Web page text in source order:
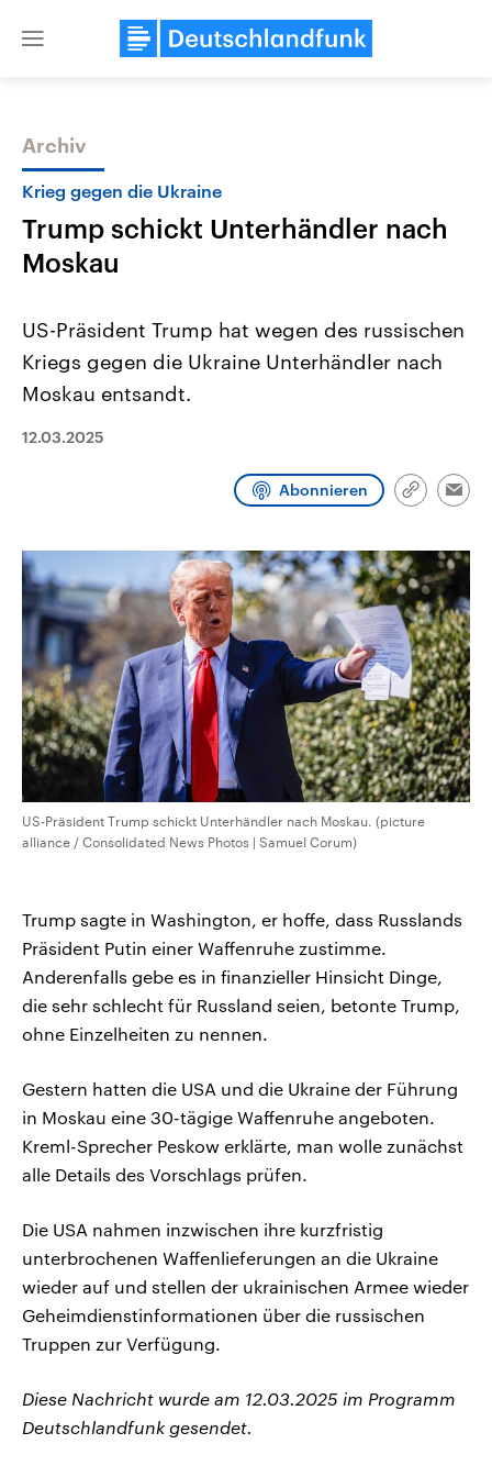
Close
Themen
Landtagswahl Sachsen-Anhalt
2026
Sachsen-Anhalt wählt am 6.
Bundesland von einer Koalition aus
und Hintergründe zu den Parteien
und Kandidaten der anstehenden
Wahl.
den mächtigsten Ländern
mit großem Einfluss auf
aktuelle Weltgeschehen.
Sendungen Programm Podcasts
Audio-Archiv
Archiv
Krieg gegen die Ukraine
Trump schickt Unterhändler nach
Moskau
US-Präsident Trump hat wegen des russischen
Kriegs gegen die Ukraine Unterhändler nach
Moskau entsandt.
12.03.2025
Abonnieren
Link
US-Präsident Trump schickt Unterhändler nach Moskau. (picture
alliance / Consolidated News Photos | Samuel Corum)
Trump sagte in Washington, er hoffe, dass Russlands
Präsident Putin einer Waffenruhe zustimme.
Anderenfalls gebe es in finanzieller Hinsicht Dinge,
die sehr schlecht für Russland seien, betonte Trump,
ohne Einzelheiten zu nennen.
Gestern hatten die USA und die Ukraine der Führung
in Moskau eine 30-tägige Waffenruhe angeboten.
Kreml-Sprecher Peskow erklärte, man wolle zunächst
alle Details des Vorschlags prüfen.
Die USA nahmen inzwischen ihre kurzfristig
unterbrochenen Waffenlieferungen an die Ukraine
wieder auf und stellen der ukrainischen Armee wieder
Geheimdienstinformationen über die russischen
Truppen zur Verfügung.
Diese Nachricht wurde am 12.03.2025 im Programm
Deutschlandfunk gesendet.